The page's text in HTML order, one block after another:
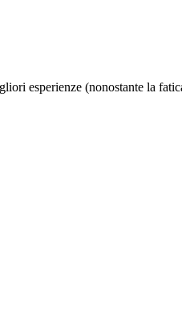
esperienze (nonostante la